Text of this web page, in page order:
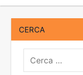
CERCA
Cerca: